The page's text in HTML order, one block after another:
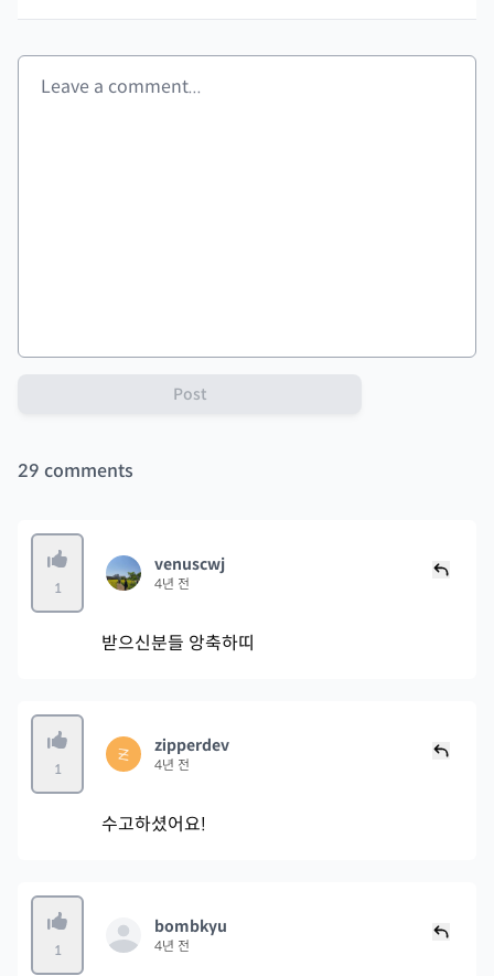
Post
29 comments
1
venuscwj
4년 전
받으신분들 앙축하띠
1
zipperdev
4년 전
수고하셨어요!
1
bombkyu
4년 전